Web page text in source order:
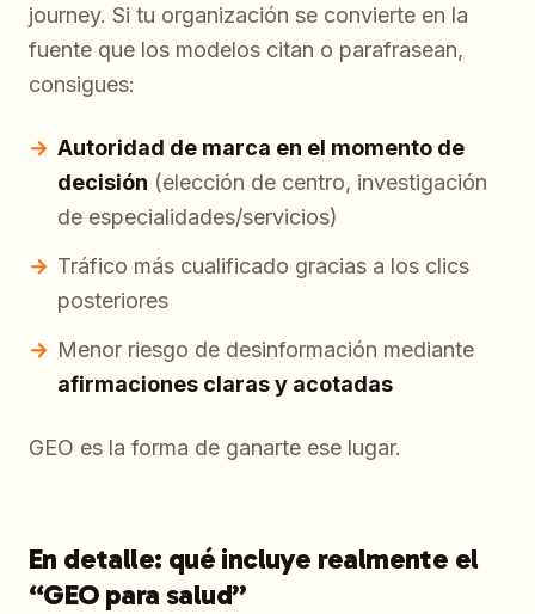
journey. Si tu organización se convierte en la
fuente que los modelos citan o parafrasean,
consigues:
Autoridad de marca en el momento de
decisión (elección de centro, investigación
de especialidades/servicios)
Tráfico más cualificado gracias a los clics
posteriores
Menor riesgo de desinformación mediante
afirmaciones claras y acotadas
GEO es la forma de ganarte ese lugar.
En detalle: qué incluye realmente el
“GEO para salud”